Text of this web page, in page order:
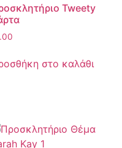
Tweety
στο καλάθι